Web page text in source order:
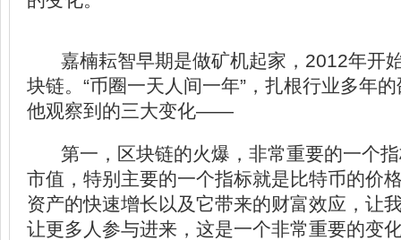
嘉楠耘智早期是做矿机起家，2012年开
块链。“币圈一天人间一年”，扎根行业多年
他观察到的三大变化——
第一，区块链的火爆，非常重要的一个
市值，特别主要的一个指标就是比特币的价
资产的快速增长以及它带来的财富效应，让
让更多人参与进来，这是一个非常重要的变